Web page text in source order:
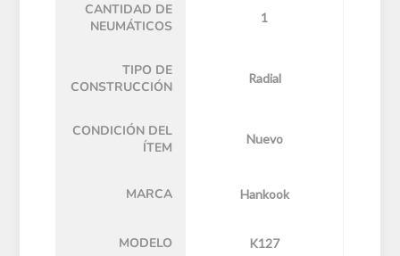
CANTIDAD DE
NEUMÁTICOS
1
TIPO DE
CONSTRUCCIÓN
Radial
CONDICIÓN DEL
ÍTEM
Nuevo
MARCA Hankook
MODELO K127